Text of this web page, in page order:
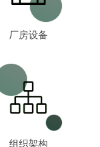
厂房设备
组织架构